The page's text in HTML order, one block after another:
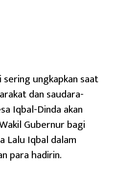
ungkapkan saat
dan saudara-
Iqbal-Dinda akan
Gubernur bagi
Lalu Iqbal dalam
para hadirin.